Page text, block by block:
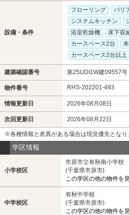
設備・条件
フローリング バリ
システムキッチン
浴室乾燥機
床下収
カースペース2台
カースペース2台以上
建築確認番号 第25UDI1W建09557号
物件番号 RHS-202201-493
情報更新日 2026年08月08日
次回更新日 2026年08月22日
※各種情報と差異がある場合は現況優先となり
学区情報
小学校区
市原市立有秋南小学校
(千葉県市原市)
この学区の他の物件を
中学校区
有秋中学校
(千葉県市原市)
この学区の他の物件を